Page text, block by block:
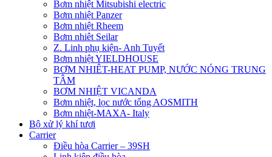
Bơm nhiệt Mitsubishi electric
Bơm nhiệt Panzer
Bơm nhiệt Rheem
Bơm nhiêt Seilar
Z. Linh phụ kiện- Anh Tuyết
Bơm nhiệt YIELDHOUSE
BƠM NHIÊT-HEAT PUMP, NƯỚC NÓNG TRUNG
TÂM
BƠM NHIỆT VICANDA
Bơm nhiệt, lọc nước tổng AOSMITH
Bơm nhiệt-MAXA- Italy
Bộ xử lý khí tươi
Carrier
Điều hòa Carrier – 39SH